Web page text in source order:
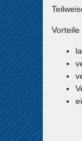
Vorteile